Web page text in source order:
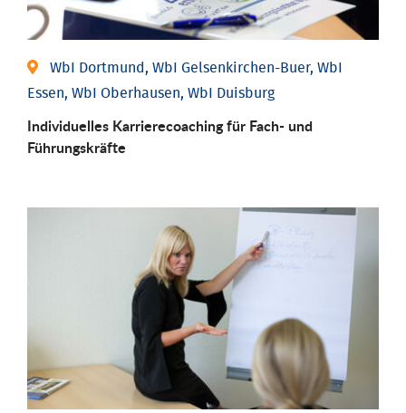
WbI Dortmund, WbI Gelsenkirchen-Buer, WbI
Essen, WbI Oberhausen, WbI Duisburg
Individu­elles Karrierecoaching für Fach-­ und
Führungs­kräfte